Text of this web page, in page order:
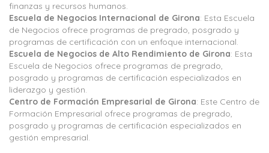
finanzas y recursos humanos.
Escuela de Negocios Internacional de Girona: Esta Escuela
de Negocios ofrece programas de pregrado, posgrado y
programas de certificación con un enfoque internacional.
Escuela de Negocios de Alto Rendimiento de Girona: Esta
Escuela de Negocios ofrece programas de pregrado,
posgrado y programas de certificación especializados en
liderazgo y gestión.
Centro de Formación Empresarial de Girona: Este Centro de
Formación Empresarial ofrece programas de pregrado,
posgrado y programas de certificación especializados en
gestión empresarial.